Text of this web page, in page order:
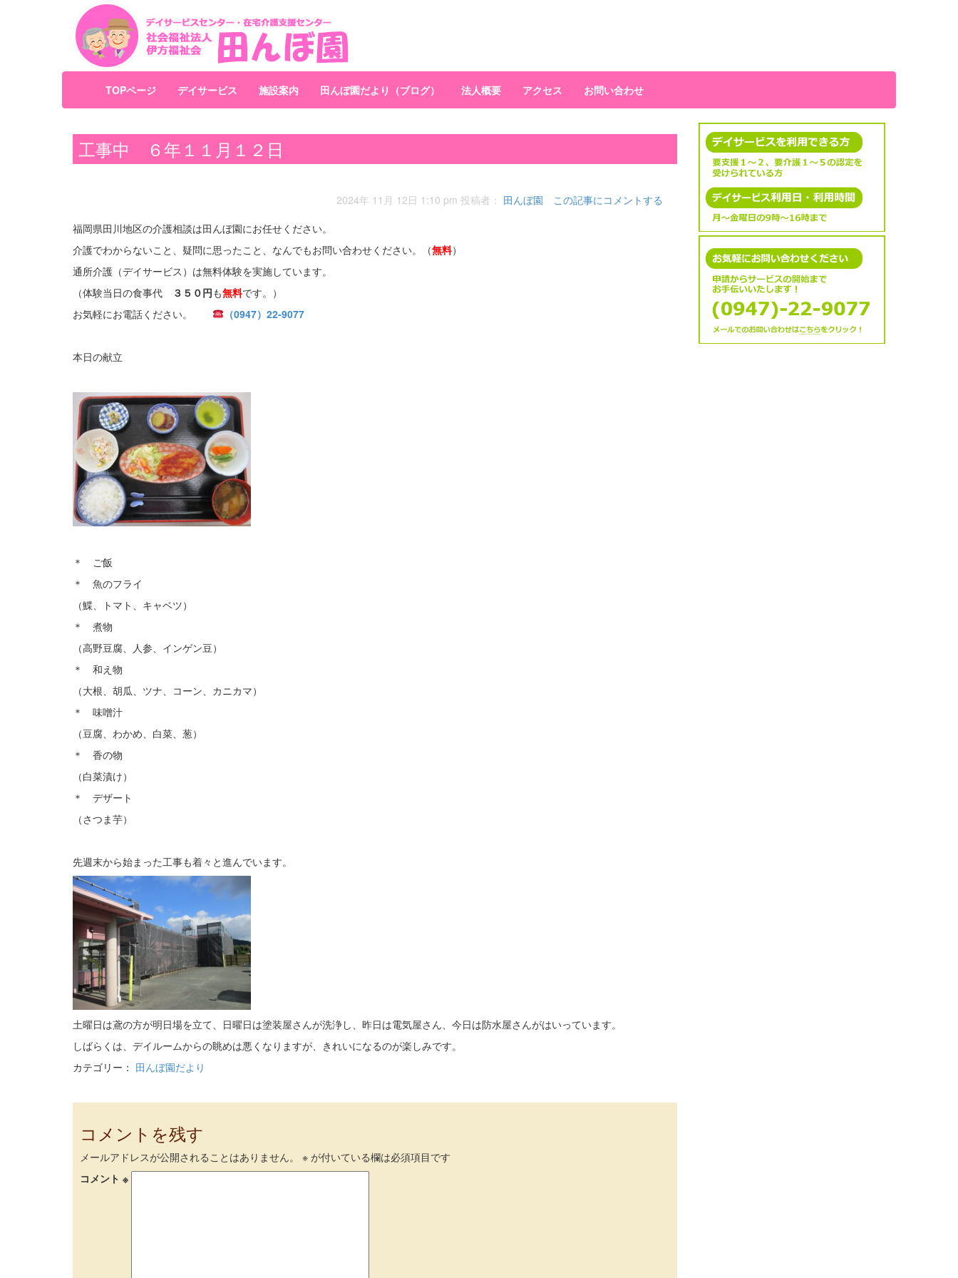
TOPページ デイサービス 施設案内 田んぼ園だより（ブログ） 法人概要 アクセス お問い合わせ
工事中 ６年１１月１２日
2024年 11月 12日 1:10 pm 投稿者： 田んぼ園
この記事にコメントする
福岡県田川地区の介護相談は田んぼ園にお任せください。
介護でわからないこと、疑問に思ったこと、なんでもお問い合わせください。（無料）
通所介護（デイサービス）は無料体験を実施しています。
（体験当日の食事代
３５０円も無料です。）
お気軽にお電話ください。
（0947）22-9077
本日の献立
＊ ご飯
＊ 魚のフライ
（鰈、トマト、キャベツ）
＊ 煮物
（高野豆腐、人参、インゲン豆）
＊ 和え物
（大根、胡瓜、ツナ、コーン、カニカマ）
＊ 味噌汁
（豆腐、わかめ、白菜、葱）
＊ 香の物
（白菜漬け）
＊ デザート
（さつま芋）
先週末から始まった工事も着々と進んでいます。
土曜日は鳶の方が明日場を立て、日曜日は塗装屋さんが洗浄し、昨日は電気屋さん、今日は防水屋さんがはいっています。
しばらくは、デイルームからの眺めは悪くなりますが、きれいになるのが楽しみです。
カテゴリー： 田んぼ園だより
コメントを残す
メールアドレスが公開されることはありません。 ※ が付いている欄は必須項目です
コメント ※